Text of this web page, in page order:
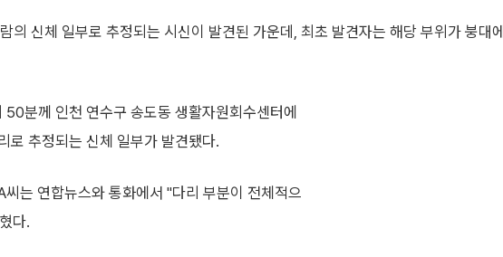
의 신체 일부로 추정되는 시신이 발견된 가운데, 최초 발견자는 해당 부위가 붕대에
분께 인천 연수구 송도동 생활자원회수센터에
로 추정되는 신체 일부가 발견됐다.
는 연합뉴스와 통화에서 "다리 부분이 전체적으
다.